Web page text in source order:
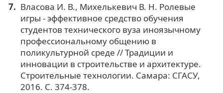
Власова И. В., Михелькевич В. Н. Ролевые
игры - эффективное средство обучения
студентов технического вуза иноязычному
профессиональному общению в
поликультурной среде // Традиции и
инновации в строительстве и архитектуре.
Строительные технологии. Самара: СГАСУ,
2016. С. 374-378.